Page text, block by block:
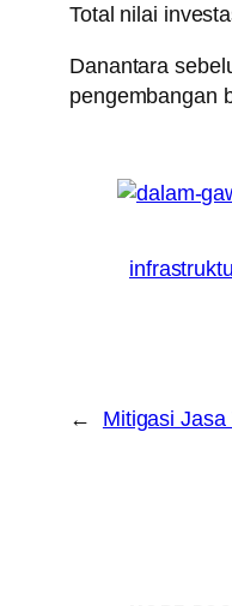
Total nilai
Danantara
pengembangan
← Mitigasi